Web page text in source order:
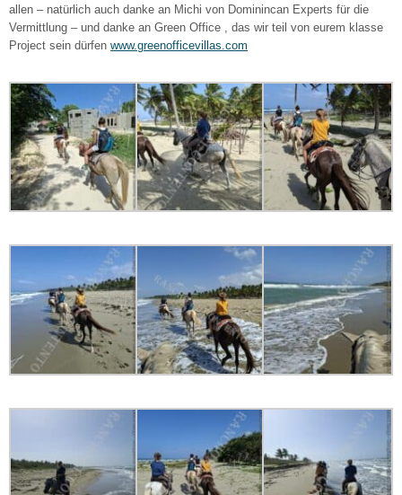
allen – natürlich auch danke an Michi von Dominincan Experts für die
Vermittlung – und danke an Green Office , das wir teil von eurem klasse
Project sein dürfen www.greenofficevillas.com